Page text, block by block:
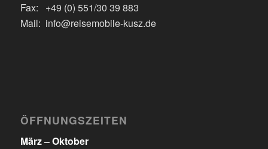
Fax: +49 (0) 551/30 39 883
Mail: info@reisemobile-kusz.de
ÖFFNUNGSZEITEN
März – Oktober